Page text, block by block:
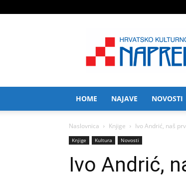
Napredak
HOME NAJAVE NOVOSTI
Naslovnica Knjige Ivo Andrić, naš
Knjige Kultura Novosti
Ivo Andrić,